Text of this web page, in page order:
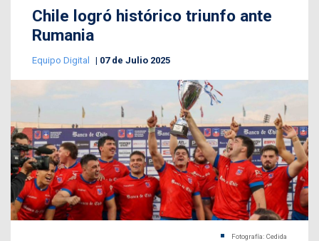
Chile logró histórico triunfo ante
Rumania
Equipo Digital 07 de Julio 2025
Fotografía: Cedida